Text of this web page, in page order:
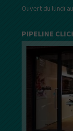
Ouvert du lundi
PIPELINE